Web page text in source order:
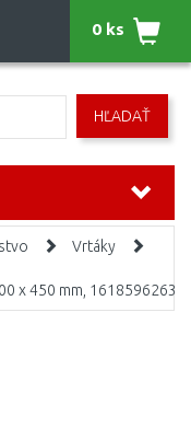
HĽADAŤ
0 ks
Vrtáky
x 450 mm, 1618596263